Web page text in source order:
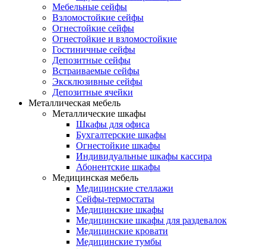
Мебельные сейфы
Взломостойкие сейфы
Огнестойкие сейфы
Огнестойкие и взломостойкие
Гостиничные сейфы
Депозитные сейфы
Встраиваемые сейфы
Эксклюзивные сейфы
Депозитные ячейки
Металлическая мебель
Металлические шкафы
Шкафы для офиса
Бухгалтерские шкафы
Огнестойкие шкафы
Индивидуальные шкафы кассира
Абонентские шкафы
Медицинская мебель
Медицинские стеллажи
Сейфы-термостаты
Медицинские шкафы
Медицинские шкафы для раздевалок
Медицинские кровати
Медицинские тумбы